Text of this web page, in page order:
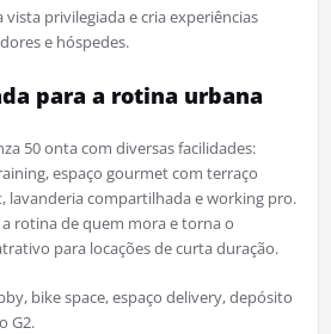
privilegiada e cria experiências
e hóspedes.
para a rotina urbana
50 onta com diversas facilidades:
espaço gourmet com terraço
lavanderia compartilhada e working pro.​
rotina de quem mora e torna o
para locações de curta duração.​
bike space, espaço delivery, depósito
G2.​